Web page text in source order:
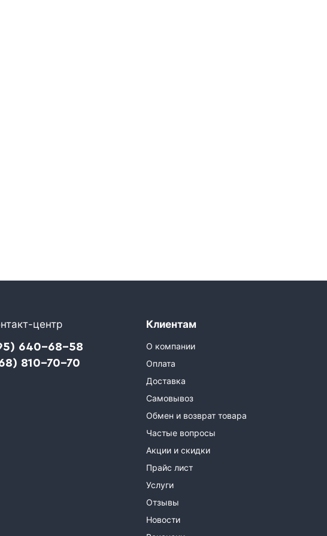
центр
640-68-58
810-70-70
Клиентам
О компании
Оплата
Доставка
Самовывоз
Обмен и возврат товара
Частые вопросы
Акции и скидки
Прайс лист
Услуги
Отзывы
Новости